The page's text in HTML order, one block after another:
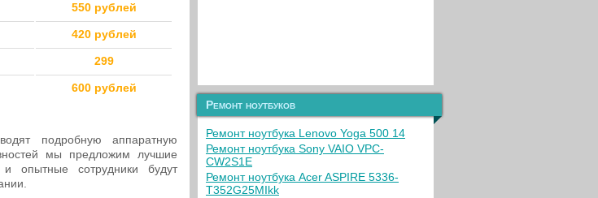
550 рублей
420 рублей
299
600 рублей
подробную аппаратную
мы предложим лучшие
опытные сотрудники будут
Ремонт ноутбуков
Ремонт ноутбука Lenovo Yoga 500 14
Ремонт ноутбука Sony VAIO VPC-
CW2S1E
Ремонт ноутбука Acer ASPIRE 5336-
T352G25MIkk